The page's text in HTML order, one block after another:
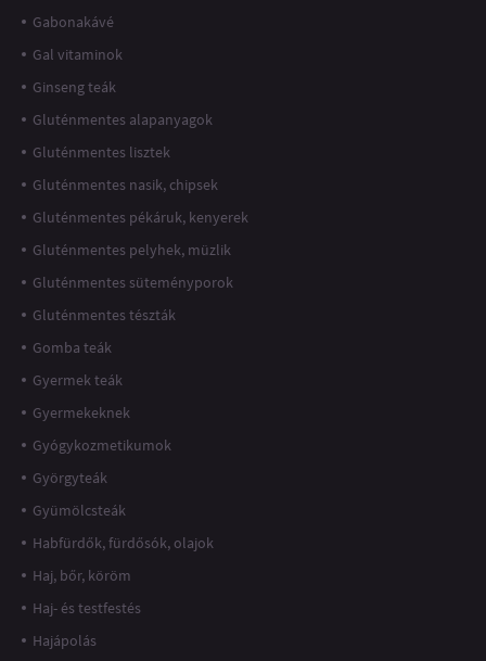
Gabonakávé
Gal vitaminok
Ginseng teák
Gluténmentes alapanyagok
Gluténmentes lisztek
Gluténmentes nasik, chipsek
Gluténmentes pékáruk, kenyerek
Gluténmentes pelyhek, müzlik
Gluténmentes süteményporok
Gluténmentes tészták
Gomba teák
Gyermek teák
Gyermekeknek
Gyógykozmetikumok
Györgyteák
Gyümölcsteák
Habfürdők, fürdősók, olajok
Haj, bőr, köröm
Haj- és testfestés
Hajápolás